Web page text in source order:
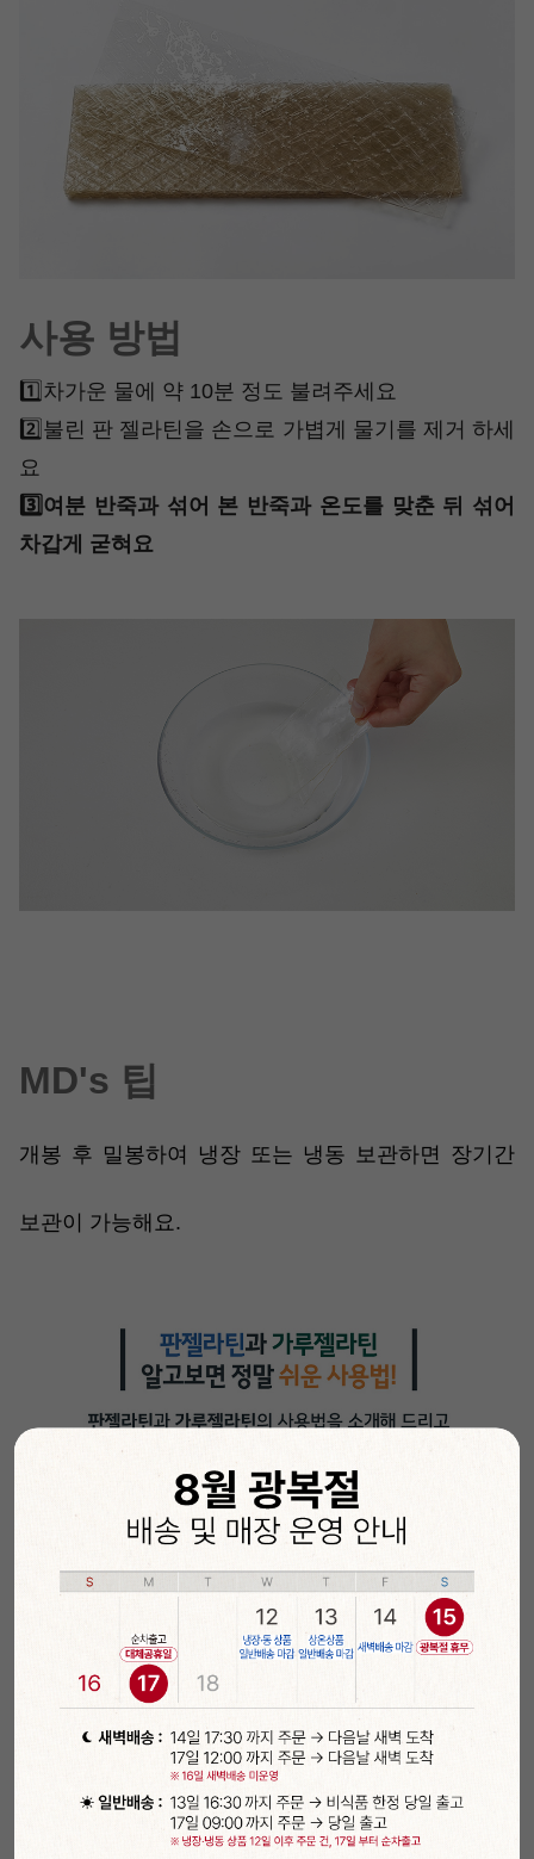
사용 방법
1️⃣차가운 물에 약 10분 정도 불려주세요
2️⃣불린 판 젤라틴을 손으로 가볍게 물기를 제거 하세
요
3️⃣여분 반죽과 섞어 본 반죽과 온도를 맞춘 뒤 섞어
차갑게 굳혀요
MD's 팁
개봉 후 밀봉하여 냉장 또는 냉동 보관하면 장기간
보관이 가능해요.